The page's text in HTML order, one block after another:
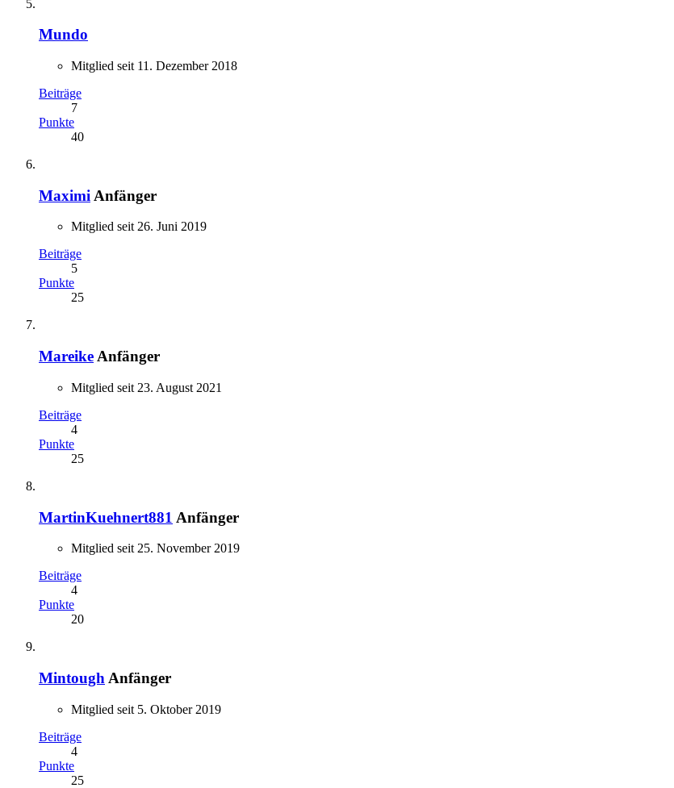
Mundo
Mitglied seit 11. Dezember 2018
Beiträge
7
Punkte
40
Maximi Anfänger
Mitglied seit 26. Juni 2019
Beiträge
5
Punkte
25
Mareike Anfänger
Mitglied seit 23. August 2021
Beiträge
4
Punkte
25
MartinKuehnert881 Anfänger
Mitglied seit 25. November 2019
Beiträge
4
Punkte
20
Mintough Anfänger
Mitglied seit 5. Oktober 2019
Beiträge
4
Punkte
25